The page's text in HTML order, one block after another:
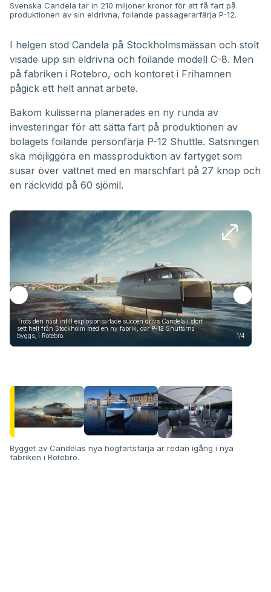
Svenska Candela tar in 210 miljoner kronor för att få fart på
produktionen av sin eldrivna, foilande passagerarfärja P-12.
I helgen stod Candela på Stockholmsmässan och stolt
visade upp sin eldrivna och foilande modell C-8. Men
på fabriken i Rotebro, och kontoret i Frihamnen
pågick ett helt annat arbete.
Bakom kulisserna planerades en ny runda av
investeringar för att sätta fart på produktionen av
bolagets foilande personfärja P-12 Shuttle. Satsningen
ska möjliggöra en massproduktion av fartyget som
susar över vattnet med en marschfart på 27 knop och
en räckvidd på 60 sjömil.
Trots den näst intill explosionsartade succén drivs Candela i stort
sett helt från Stockholm med en ny fabrik, där P-12 Snuttarna
byggs, i Rotebro.
1/4
Bygget av Candelas nya högfartsfärja är redan igång i nya
fabriken i Rotebro.